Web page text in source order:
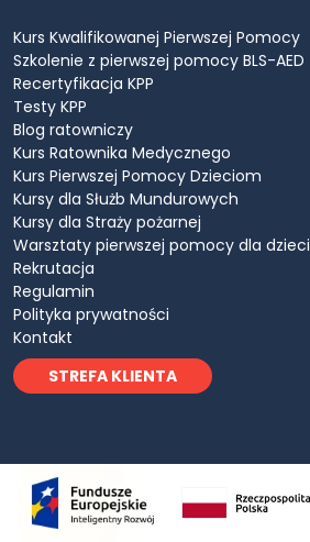
Kurs Kwalifikowanej Pierwszej Pomocy
Szkolenie z pierwszej pomocy BLS-AED
Recertyfikacja KPP
Testy KPP
Blog ratowniczy
Kurs Ratownika Medycznego
Kurs Pierwszej Pomocy Dzieciom
Kursy dla Służb Mundurowych
Kursy dla Straży pożarnej
Warsztaty pierwszej pomocy dla dzieci
Rekrutacja
Regulamin
Polityka prywatności
Kontakt
STREFA KLIENTA